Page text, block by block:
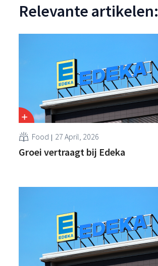
Relevante artikelen:
Food 27 April, 2026
Groei vertraagt bij Edeka